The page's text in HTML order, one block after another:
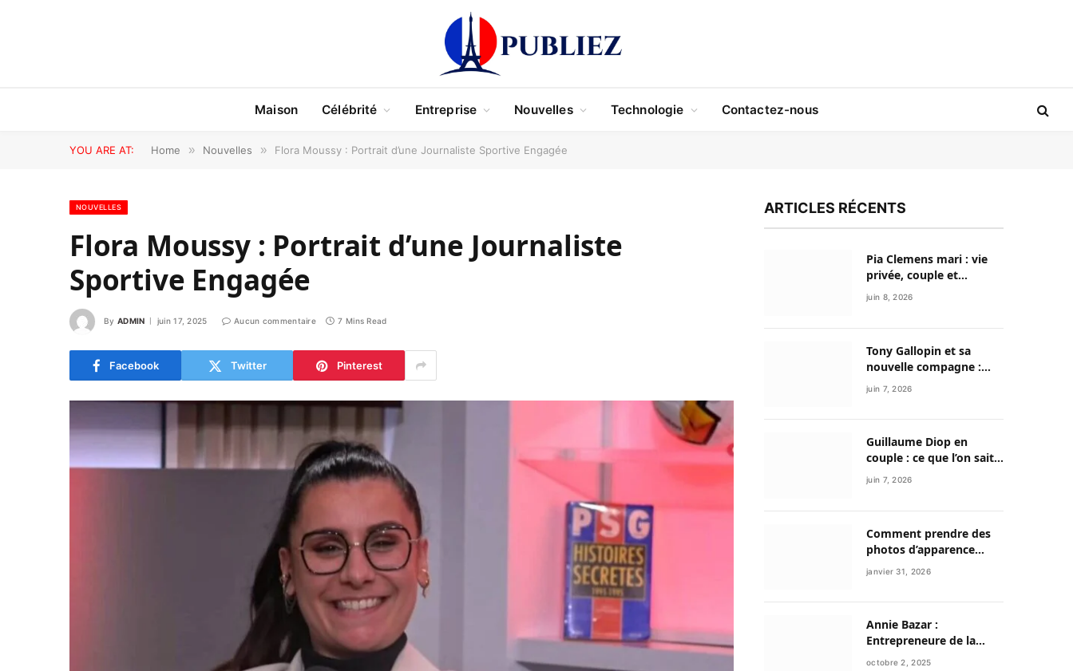
Maison Célébrité Entreprise Nouvelles Technologie Contactez-nous
YOU ARE AT: Home » Nouvelles » Flora Moussy : Portrait d’une Journaliste Sportive Engagée
NOUVELLES
Flora Moussy : Portrait d’une Journaliste
Sportive Engagée
By ADMIN juin 17, 2025 Aucun commentaire 7 Mins Read
Facebook Twitter Pinterest
ARTICLES RÉCENTS
Pia Clemens mari : vie
privée, couple et
discrétion de la
journaliste sportive
juin 8, 2026
Tony Gallopin et sa
nouvelle compagne :
entre discrétion,
reconstruction et
juin 7, 2026
Guillaume Diop en
couple : ce que l’on sait
vraiment de sa vie
sentimentale et de son
juin 7, 2026
Comment prendre des
photos d’apparence
professionnelle avec
votre smartphone ?
janvier 31, 2026
Annie Bazar :
Entrepreneure de la
mode circulaire et figure
octobre 2, 2025